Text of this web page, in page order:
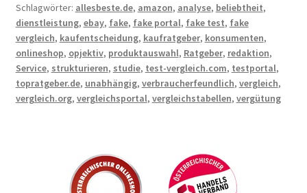
Schlagwörter: allesbeste.de, amazon, analyse, beliebtheit,
dienstleistung, ebay, fake, fake portal, fake test, fake
vergleich, kaufentscheidung, kaufratgeber, konsumenten,
onlineshop, opjektiv, produktauswahl, Ratgeber, redaktion,
Service, strukturieren, studie, test-vergleich.com, testportal,
topratgeber.de, unabhängig, verbraucherfeundlich, vergleich,
vergleich.org, vergleichsportal, vergleichstabellen, vergütung